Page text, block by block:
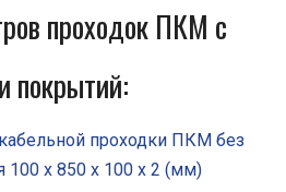
проходок ПКМ с
покрытий:
проходки ПКМ без
100 x 850 x 100 x 2 (мм)